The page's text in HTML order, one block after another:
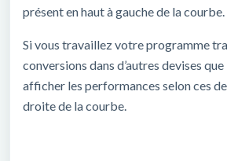
présent en haut à gauche de la courbe.
Si vous travaillez votre programme
conversions dans d’autres devises que
afficher les performances selon ces
droite de la courbe.